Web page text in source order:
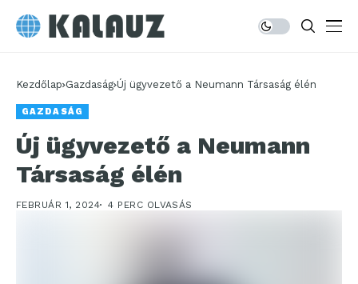
Kezdőlap Gazdaság Új ügyvezető a Neumann Társaság élén
GAZDASÁG
Új ügyvezető a Neumann
Társaság élén
FEBRUÁR 1, 2024 4 PERC OLVASÁS